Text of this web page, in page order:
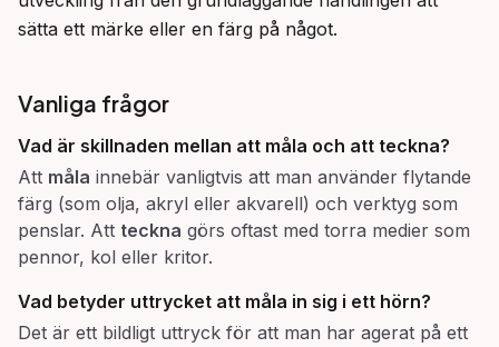
sätta ett märke eller en färg på något.
Vanliga frågor
Vad är skillnaden mellan att måla och att teckna?
Att måla innebär vanligtvis att man använder flytande
färg (som olja, akryl eller akvarell) och verktyg som
penslar. Att teckna görs oftast med torra medier som
pennor, kol eller kritor.
Vad betyder uttrycket att måla in sig i ett hörn?
Det är ett bildligt uttryck för att man har agerat på ett